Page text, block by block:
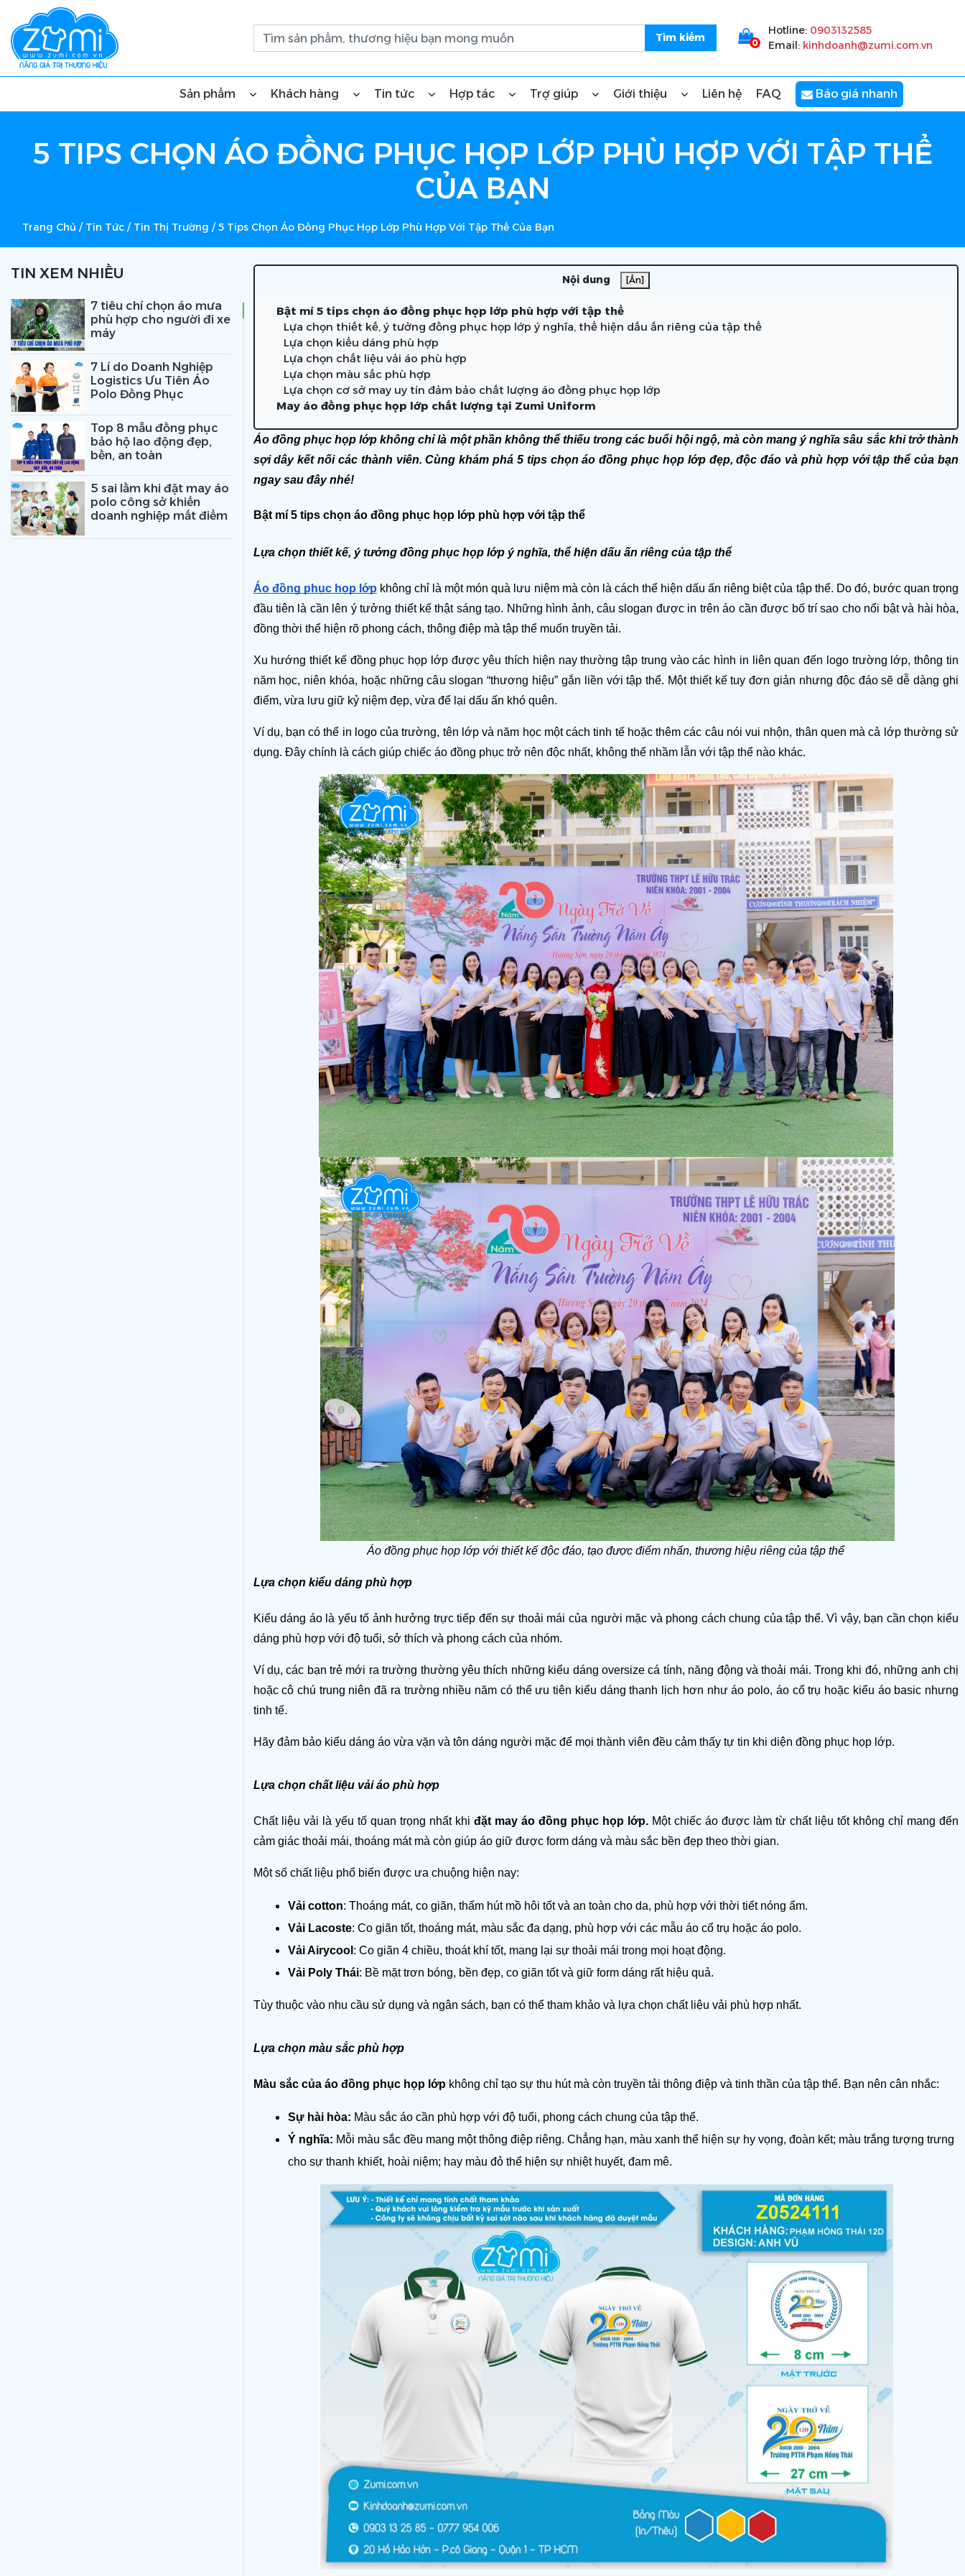
0
Hotline: 0903132585
Email: kinhdoanh@zumi.com.vn
Sản phẩm Khách hàng Tin tức Hợp tác Trợ giúp Giới thiệu Liên hệ FAQ Báo giá nhanh
5 TIPS CHỌN ÁO ĐỒNG PHỤC HỌP LỚP PHÙ HỢP VỚI TẬP THỂ
CỦA BẠN
Trang Chủ / Tin Tức / Tin Thị Trường / 5 Tips Chọn Áo Đồng Phục Họp Lớp Phù Hợp Với Tập Thể Của Bạn
TIN XEM NHIỀU
7 tiêu chí chọn áo mưa
phù hợp cho người đi xe
máy
7 Lí do Doanh Nghiệp
Logistics Ưu Tiên Áo
Polo Đồng Phục
Top 8 mẫu đồng phục
bảo hộ lao động đẹp,
bền, an toàn
5 sai lầm khi đặt may áo
polo công sở khiến
doanh nghiệp mất điểm
Nội dung [Ẩn]
Bật mí 5 tips chọn áo đồng phục họp lớp phù hợp với tập thể
Lựa chọn thiết kế, ý tưởng đồng phục họp lớp ý nghĩa, thể hiện dấu ấn riêng của tập thể
Lựa chọn kiểu dáng phù hợp
Lựa chọn chất liệu vải áo phù hợp
Lựa chọn màu sắc phù hợp
Lựa chọn cơ sở may uy tín đảm bảo chất lượng áo đồng phục họp lớp
May áo đồng phục họp lớp chất lượng tại Zumi Uniform
Áo đồng phục họp lớp không chỉ là một phần không thể thiếu trong các buổi hội ngộ, mà còn mang ý nghĩa sâu sắc khi trở thành
sợi dây kết nối các thành viên. Cùng khám phá 5 tips chọn áo đồng phục họp lớp đẹp, độc đáo và phù hợp với tập thể của bạn
ngay sau đây nhé!
Bật mí 5 tips chọn áo đồng phục họp lớp phù hợp với tập thể
Lựa chọn thiết kế, ý tưởng đồng phục họp lớp ý nghĩa, thể hiện dấu ấn riêng của tập thể
Áo đồng phục họp lớp không chỉ là một món quà lưu niệm mà còn là cách thể hiện dấu ấn riêng biệt của tập thể. Do đó, bước quan trọng
đầu tiên là cần lên ý tưởng thiết kế thật sáng tạo. Những hình ảnh, câu slogan được in trên áo cần được bố trí sao cho nổi bật và hài hòa,
đồng thời thể hiện rõ phong cách, thông điệp mà tập thể muốn truyền tải.
Xu hướng thiết kế đồng phục họp lớp được yêu thích hiện nay thường tập trung vào các hình in liên quan đến logo trường lớp, thông tin
năm học, niên khóa, hoặc những câu slogan “thương hiệu” gắn liền với tập thể. Một thiết kế tuy đơn giản nhưng độc đáo sẽ dễ dàng ghi
điểm, vừa lưu giữ kỷ niệm đẹp, vừa để lại dấu ấn khó quên.
Ví dụ, bạn có thể in logo của trường, tên lớp và năm học một cách tinh tế hoặc thêm các câu nói vui nhộn, thân quen mà cả lớp thường sử
dụng. Đây chính là cách giúp chiếc áo đồng phục trở nên độc nhất, không thể nhầm lẫn với tập thể nào khác.
Áo đồng phục họp lớp với thiết kế độc đáo, tạo được điểm nhấn, thương hiệu riêng của tập thể
Lựa chọn kiểu dáng phù hợp
Kiểu dáng áo là yếu tố ảnh hưởng trực tiếp đến sự thoải mái của người mặc và phong cách chung của tập thể. Vì vậy, bạn cần chọn kiểu
dáng phù hợp với độ tuổi, sở thích và phong cách của nhóm.
Ví dụ, các bạn trẻ mới ra trường thường yêu thích những kiểu dáng oversize cá tính, năng động và thoải mái. Trong khi đó, những anh chị
hoặc cô chú trung niên đã ra trường nhiều năm có thể ưu tiên kiểu dáng thanh lịch hơn như áo polo, áo cổ trụ hoặc kiểu áo basic nhưng
tinh tế.
Hãy đảm bảo kiểu dáng áo vừa vặn và tôn dáng người mặc để mọi thành viên đều cảm thấy tự tin khi diện đồng phục họp lớp.
Lựa chọn chất liệu vải áo phù hợp
Chất liệu vải là yếu tố quan trọng nhất khi đặt may áo đồng phục họp lớp. Một chiếc áo được làm từ chất liệu tốt không chỉ mang đến
cảm giác thoải mái, thoáng mát mà còn giúp áo giữ được form dáng và màu sắc bền đẹp theo thời gian.
Một số chất liệu phổ biến được ưa chuộng hiện nay:
Vải cotton: Thoáng mát, co giãn, thấm hút mồ hôi tốt và an toàn cho da, phù hợp với thời tiết nóng ẩm.
Vải Lacoste: Co giãn tốt, thoáng mát, màu sắc đa dạng, phù hợp với các mẫu áo cổ trụ hoặc áo polo.
Vải Airycool : Co giãn 4 chiều, thoát khí tốt, mang lại sự thoải mái trong mọi hoạt động.
Vải Poly Thái: Bề mặt trơn bóng, bền đẹp, co giãn tốt và giữ form dáng rất hiệu quả.
Tùy thuộc vào nhu cầu sử dụng và ngân sách, bạn có thể tham khảo và lựa chọn chất liệu vải phù hợp nhất.
Lựa chọn màu sắc phù hợp
Màu sắc của áo đồng phục họp lớp không chỉ tạo sự thu hút mà còn truyền tải thông điệp và tinh thần của tập thể. Bạn nên cân nhắc:
Sự hài hòa: Màu sắc áo cần phù hợp với độ tuổi, phong cách chung của tập thể.
Ý nghĩa: Mỗi màu sắc đều mang một thông điệp riêng. Chẳng hạn, màu xanh thể hiện sự hy vọng, đoàn kết; màu trắng tượng trưng
cho sự thanh khiết, hoài niệm; hay màu đỏ thể hiện sự nhiệt huyết, đam mê.